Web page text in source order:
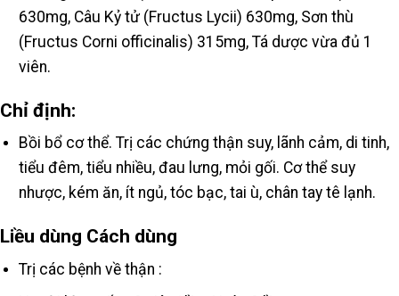
630mg, Câu Kỷ tử (Fructus Lycii) 630mg, Sơn thù
(Fructus Corni officinalis) 315mg, Tá dược vừa đủ 1
viên.
Chỉ định:
Bồi bổ cơ thể. Trị các chứng thận suy, lãnh cảm, di tinh,
tiểu đêm, tiểu nhiều, đau lưng, mỏi gối. Cơ thể suy
nhược, kém ăn, ít ngủ, tóc bạc, tai ù, chân tay tê lạnh.
Liều dùng Cách dùng
Trị các bệnh về thận :